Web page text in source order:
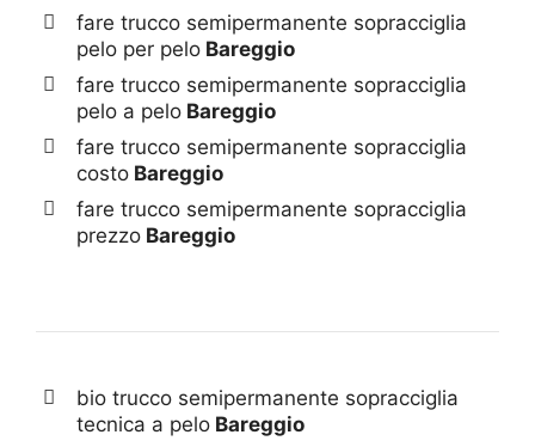
fare trucco semipermanente sopracciglia
pelo per pelo Bareggio
fare trucco semipermanente sopracciglia
pelo a pelo Bareggio
fare trucco semipermanente sopracciglia
costo Bareggio
fare trucco semipermanente sopracciglia
prezzo Bareggio
bio trucco semipermanente sopracciglia
tecnica a pelo Bareggio